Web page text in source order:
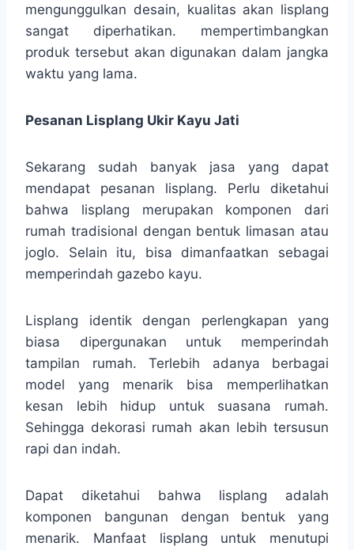
mengunggulkan desain, kualitas akan lisplang
sangat diperhatikan. mempertimbangkan
produk tersebut akan digunakan dalam jangka
waktu yang lama.
Pesanan Lisplang Ukir Kayu Jati
Sekarang sudah banyak jasa yang dapat
mendapat pesanan lisplang. Perlu diketahui
bahwa lisplang merupakan komponen dari
rumah tradisional dengan bentuk limasan atau
joglo. Selain itu, bisa dimanfaatkan sebagai
memperindah gazebo kayu.
Lisplang identik dengan perlengkapan yang
biasa dipergunakan untuk memperindah
tampilan rumah. Terlebih adanya berbagai
model yang menarik bisa memperlihatkan
kesan lebih hidup untuk suasana rumah.
Sehingga dekorasi rumah akan lebih tersusun
rapi dan indah.
Dapat diketahui bahwa lisplang adalah
komponen bangunan dengan bentuk yang
menarik. Manfaat lisplang untuk menutupi